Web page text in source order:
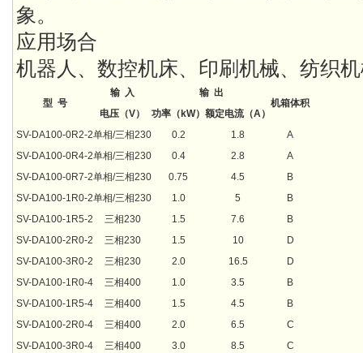
象。
应用场合
机器人、数控机床、印刷机械、纺织
型 号
输 入 输 出
机箱体积
电压（V） 功率（ kW） 额定电流（A）
SV-DA100-0R2-2单相/三相230 0.2 1.8
A
SV-DA100-0R4-2单相/三相230 0.4 2.8
A
SV-DA100-0R7-2单相/三相230 0.75 4.5
B
SV-DA100-1R0-2单相/三相230 1.0 5
B
SV-DA100-1R5-2
三相230 1.5 7.6
B
SV-DA100-2R0-2
三相230 1.5 10
D
SV-DA100-3R0-2
三相230 2.0 16.5
D
SV-DA100-1R0-4
三相400 1.0 3.5
B
SV-DA100-1R5-4
三相400 1.5 4.5
B
SV-DA100-2R0-4
三相400 2.0 6.5
C
SV-DA100-3R0-4
三相400 3.0 8.5
C